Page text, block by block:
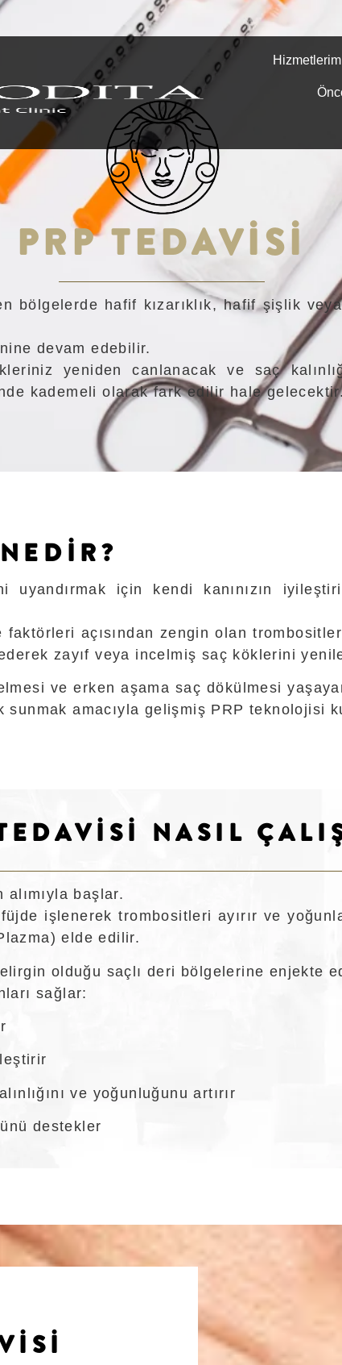
PRP TEDAVISI
bölgelerde hafif kızarıklık, hafif şişlik
devam edebilir.
yeniden canlanacak ve saç
kademeli olarak fark edilir hale
uyandırmak için kendi kanınızın
faktörleri açısından zengin olan
zayıf veya incelmiş saç köklerini
ve erken aşama saç dökülmesi
amacıyla gelişmiş PRP teknolojisi
NASIL
başlar.
işlenerek trombositleri ayırır ve
elde edilir.
olduğu saçlı deri bölgelerine enjekte
sağlar:
ve yoğunluğunu artırır
destekler